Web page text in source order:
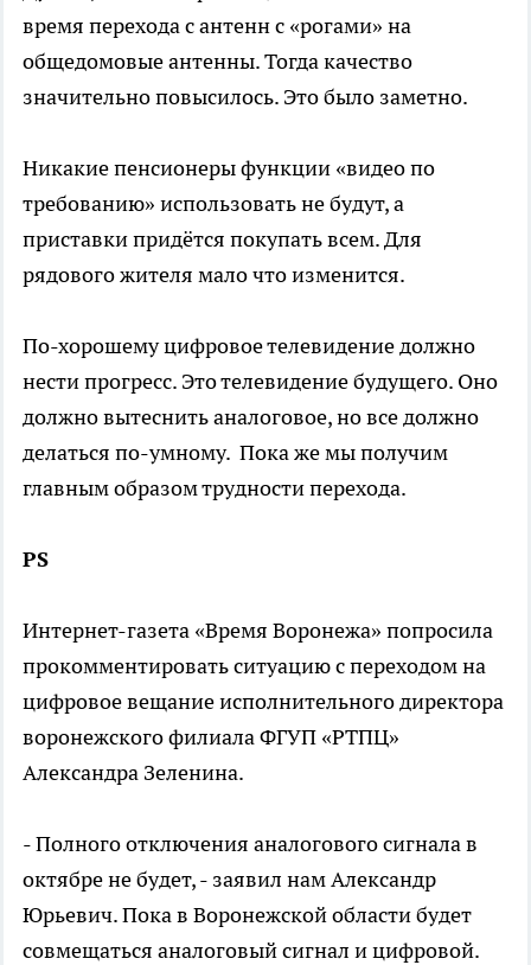
время перехода с антенн с «рогами» на
общедомовые антенны. Тогда качество
значительно повысилось. Это было заметно.
Никакие пенсионеры функции «видео по
требованию» использовать не будут, а
приставки придётся покупать всем. Для
рядового жителя мало что изменится.
По-хорошему цифровое телевидение должно
нести прогресс. Это телевидение будущего. Оно
должно вытеснить аналоговое, но все должно
делаться по-умному. Пока же мы получим
главным образом трудности перехода.
PS
Интернет-газета «Время Воронежа» попросила
прокомментировать ситуацию с переходом на
цифровое вещание исполнительного директора
воронежского филиала ФГУП «РТПЦ»
Александра Зеленина.
- Полного отключения аналогового сигнала в
октябре не будет, - заявил нам Александр
Юрьевич. Пока в Воронежской области будет
совмещаться аналоговый сигнал и цифровой.